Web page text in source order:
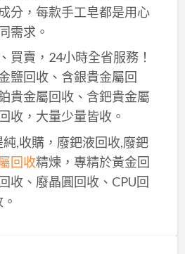
分，每款手工皂都是用心
需求。
買賣，24小時全省服務！
鹽回收、含銀貴金屬回
貴金屬回收、含鈀貴金屬
收，大量少量皆收。
,收購，廢鈀液回收,廢鈀
回收精煉，專精於黃金回
收、廢晶圓回收、CPU回